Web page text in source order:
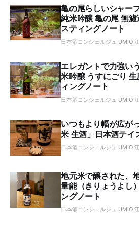
亀の尾らしいシャー
純米吟醸 亀の尾 無
スティングノート
日本酒コンシェルジュ UMIO
エレガントで力強い
米吟醸 うすにごり
ィングノート
日本酒コンシェルジュ UMIO
いつもより幅が広が
米 生酒」日本酒テイ
日本酒コンシェルジュ UMIO
地元米で醸された、
量能（きりょうよし
ングノート
日本酒コンシェルジュ UMIO